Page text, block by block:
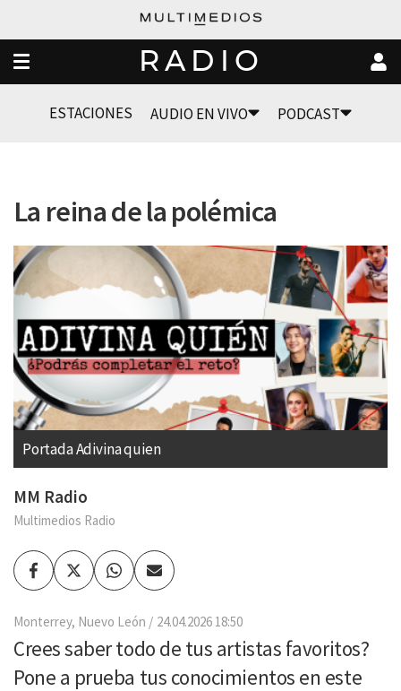
RADIO
ESTACIONES AUDIO EN VIVO PODCAST
La reina de la polémica
Portada Adivina quien
MM Radio
Multimedios Radio
FacebookTwitterWhatsapp
Enviar
por
Monterrey, Nuevo León 24.04.2026 18:50
Crees saber todo de tus artistas favoritos?
Pone a prueba tus conocimientos en este